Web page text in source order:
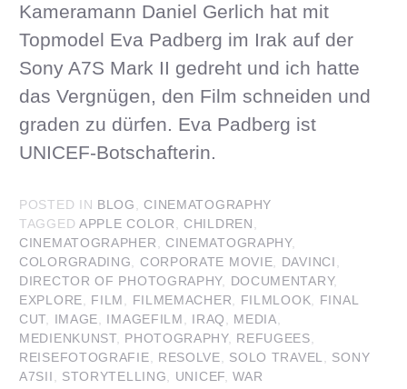
Kameramann Daniel Gerlich hat mit
Topmodel Eva Padberg im Irak auf der
Sony A7S Mark II gedreht und ich hatte
das Vergnügen, den Film schneiden und
graden zu dürfen. Eva Padberg ist
UNICEF-Botschafterin.
POSTED IN BLOG ,CINEMATOGRAPHY
TAGGED APPLE COLOR ,CHILDREN
CINEMATOGRAPHER
CINEMATOGRAPHY,
COLORGRADING
CORPORATE MOVIE DAVINCI
DIRECTOR OF PHOTOGRAPHY, DOCUMENTARY,
EXPLORE
FILM FILMEMACHER FILMLOOK
FINAL
CUT
IMAGE IMAGEFILM IRAQ MEDIA
MEDIENKUNST, PHOTOGRAPHY, REFUGEES
REISEFOTOGRAFIE
RESOLVE SOLO TRAVEL
SONY
A7SII
STORYTELLING UNICEF,WAR